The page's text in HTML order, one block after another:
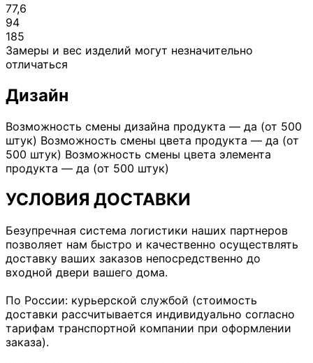
77,6
94
185
Замеры и вес изделий могут незначительно
отличаться
Дизайн
Возможность смены дизайна продукта — да (от 500
штук) Возможность смены цвета продукта — да (от
500 штук) Возможность смены цвета элемента
продукта — да (от 500 штук)
УСЛОВИЯ ДОСТАВКИ
Безупречная система логистики наших партнеров
позволяет нам быстро и качественно осуществлять
доставку ваших заказов непосредственно до
входной двери вашего дома.
По России: курьерской службой (стоимость
доставки рассчитывается индивидуально согласно
тарифам транспортной компании при оформлении
заказа).